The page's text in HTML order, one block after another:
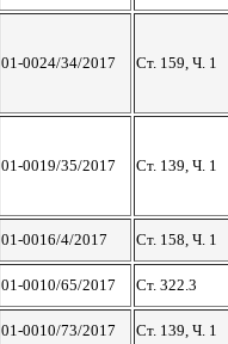
01-0024/34/2017 Ст. 159, Ч. 1
01-0019/35/2017 Ст. 139, Ч. 1
01-0016/4/2017 Ст. 158, Ч. 1
01-0010/65/2017 Ст. 322.3
01-0010/73/2017 Ст. 139, Ч. 1